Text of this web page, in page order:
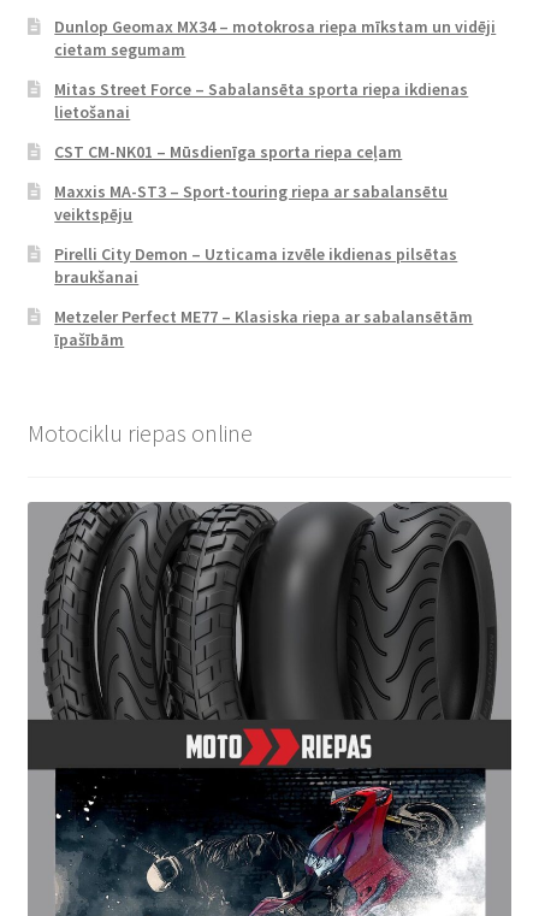
Dunlop Geomax MX34 – motokrosa riepa mīkstam un vidēji
cietam segumam
Mitas Street Force – Sabalansēta sporta riepa ikdienas
lietošanai
CST CM-NK01 – Mūsdienīga sporta riepa ceļam
Maxxis MA-ST3 – Sport-touring riepa ar sabalansētu
veiktspēju
Pirelli City Demon – Uzticama izvēle ikdienas pilsētas
braukšanai
Metzeler Perfect ME77 – Klasiska riepa ar sabalansētām
īpašībām
Motociklu riepas online